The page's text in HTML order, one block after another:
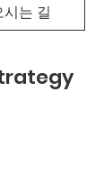
시는 길